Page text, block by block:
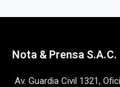
Nota & Prensa S.A.C.
Av. Guardia Civil 1321,